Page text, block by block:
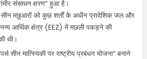
संसाधन क्षरण” हुआ है।
मछुआरों को कुछ शर्तों के अधीन प्रादेशिक जल और
आर्थिक क्षेत्र (EEZ) में मछली पकड़ने की
थी।
सीन मात्स्यिकी पर राष्ट्रीय प्रबंधन योजना” बनाने